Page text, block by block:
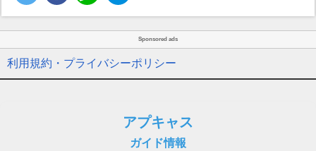
Sponsored ads
利用規約・プライバシーポリシー
アプキャス
ガイド情報